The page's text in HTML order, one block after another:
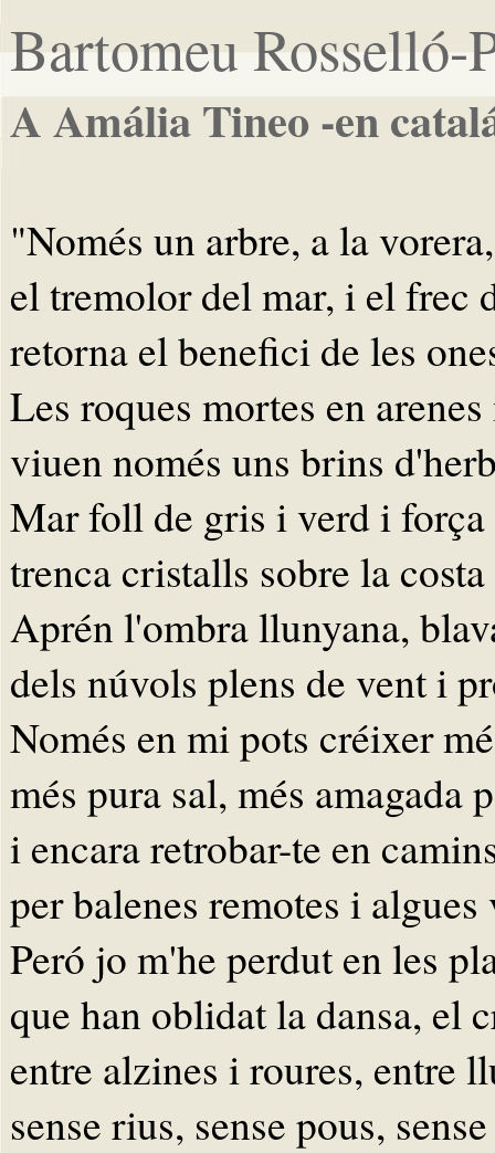
Bartomeu Rosselló-
A Amália Tineo -en
"Només un arbre, a la
el tremolor del mar, i el frec
retorna el benefici de les
Les roques mortes en
viuen només uns brins
Mar foll de gris i verd i
trenca cristalls sobre la
Aprén l'ombra llunyana,
dels núvols plens de vent i
Només en mi pots créixer
més pura sal, més amagada
i encara retrobar-te en
per balenes remotes i algues
Peró jo m'he perdut en les
que han oblidat la dansa, el
entre alzines i roures, entre
sense rius, sense pous,